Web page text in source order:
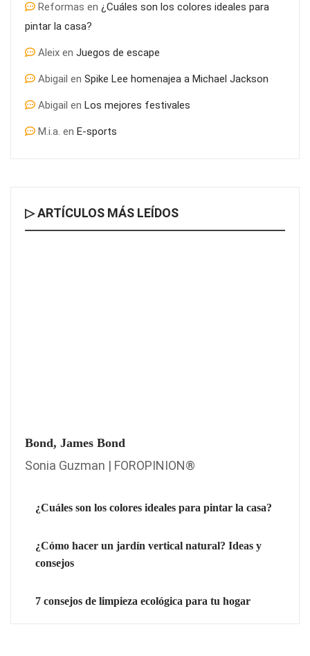
Reformas en ¿Cuáles son los colores ideales para
pintar la casa?
Aleix en Juegos de escape
Abigail en Spike Lee homenajea a Michael Jackson
Abigail en Los mejores festivales
M.i.a. en E-sports
▷ ARTÍCULOS MÁS LEÍDOS
Bond, James Bond
Sonia Guzman | FOROPINION®
¿Cuáles son los colores ideales para pintar la casa?
¿Cómo hacer un jardín vertical natural? Ideas y
consejos
7 consejos de limpieza ecológica para tu hogar